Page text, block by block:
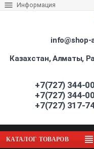
Информация
+7(727) 344-
+7(727) 344-
+7(727) 317-
info@shop-
Казахстан, Алматы,
КАТАЛОГ ТОВАРОВ